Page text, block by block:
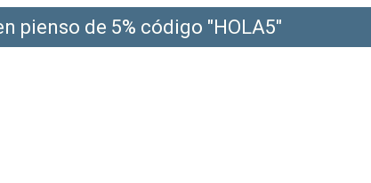
pienso de 5% código "HOLA5"